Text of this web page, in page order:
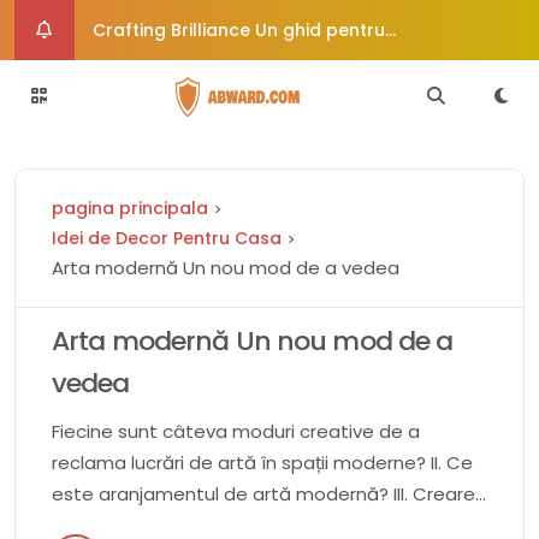
Crafting Brilliance Un ghid pentru
îmbunătățirea creativă a imaginii
Cum vă poate ajuta dieta paleo să vă
călătorește în timp în stil
6 moduri de a trata afecțiunile comune ale
pielii
Crafty Corners Idei creative de cadouri DIY
pentru suflete pline de artă
pagina principala
Idei de Decor Pentru Casa
Arta modernă Un nou mod de a vedea
Arta modernă Un nou mod de a
vedea
Fiecine sunt câteva moduri creative de a
reclama lucrări de artă în spații moderne? II. Ce
este aranjamentul de artă modernă? III. Creare